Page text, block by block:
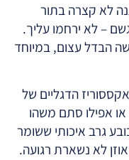
לא קצרה בתור
– לא ירחמו עליך.
הבדל עצום, במיוחד
אפילו סתם משהו
גרב איכותי ששומר
לא נשארת רגועה.